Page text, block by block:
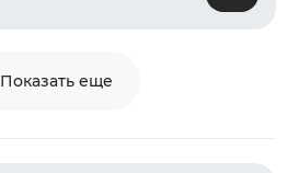
Показать еще